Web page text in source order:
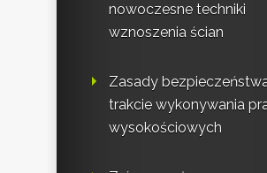
nowoczesne techniki
wznoszenia ścian
Zasady
trakcie wykonywania
wysokościowych